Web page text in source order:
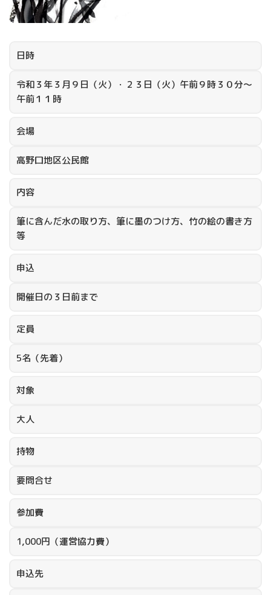
日時
令和３年３月９日（火）・２３日（火）午前９時３０分～
午前１１時
会場
高野口地区公民館
内容
筆に含んだ水の取り方、筆に墨のつけ方、竹の絵の書き方
等
申込
開催日の３日前まで
定員
5名（先着）
対象
大人
持物
要問合せ
参加費
1,000円（運営協力費）
申込先